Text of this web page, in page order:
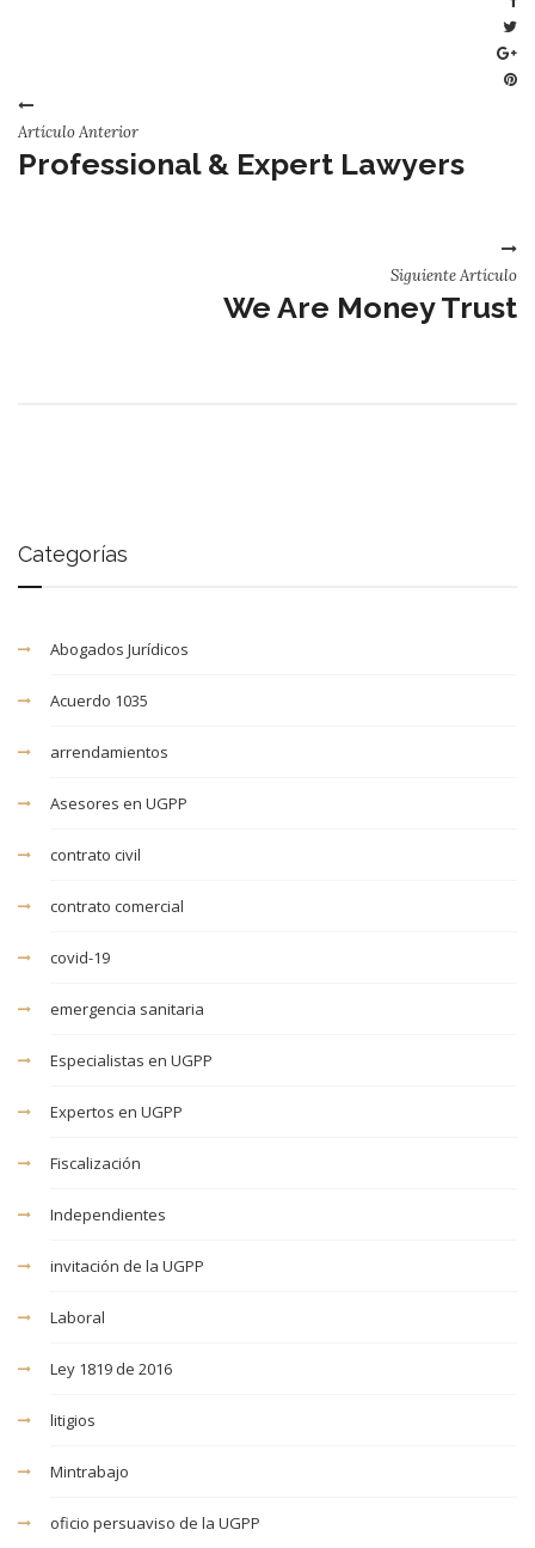
Artículo Anterior
Professional & Expert Lawyers
Siguiente Artículo
We Are Money Trust
Categorías
Abogados Jurídicos
Acuerdo 1035
arrendamientos
Asesores en UGPP
contrato civil
contrato comercial
covid-19
emergencia sanitaria
Especialistas en UGPP
Expertos en UGPP
Fiscalización
Independientes
invitación de la UGPP
Laboral
Ley 1819 de 2016
litigios
Mintrabajo
oficio persuaviso de la UGPP